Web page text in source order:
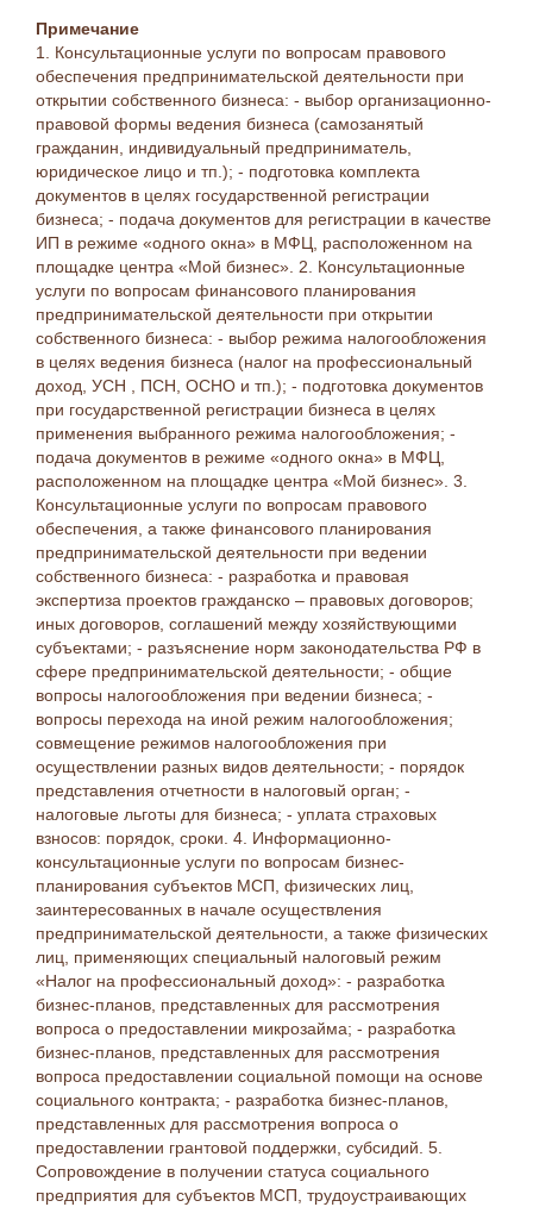
Примечание
1. Консультационные услуги по вопросам правового
обеспечения предпринимательской деятельности при
открытии собственного бизнеса: - выбор организационно-
правовой формы ведения бизнеса (самозанятый
гражданин, индивидуальный предприниматель,
юридическое лицо и тп.); - подготовка комплекта
документов в целях государственной регистрации
бизнеса; - подача документов для регистрации в качестве
ИП в режиме «одного окна» в МФЦ, расположенном на
площадке центра «Мой бизнес». 2. Консультационные
услуги по вопросам финансового планирования
предпринимательской деятельности при открытии
собственного бизнеса: - выбор режима налогообложения
в целях ведения бизнеса (налог на профессиональный
доход, УСН , ПСН, ОСНО и тп.); - подготовка документов
при государственной регистрации бизнеса в целях
применения выбранного режима налогообложения; -
подача документов в режиме «одного окна» в МФЦ,
расположенном на площадке центра «Мой бизнес». 3.
Консультационные услуги по вопросам правового
обеспечения, а также финансового планирования
предпринимательской деятельности при ведении
собственного бизнеса: - разработка и правовая
экспертиза проектов гражданско – правовых договоров;
иных договоров, соглашений между хозяйствующими
субъектами; - разъяснение норм законодательства РФ в
сфере предпринимательской деятельности; - общие
вопросы налогообложения при ведении бизнеса; -
вопросы перехода на иной режим налогообложения;
совмещение режимов налогообложения при
осуществлении разных видов деятельности; - порядок
представления отчетности в налоговый орган; -
налоговые льготы для бизнеса; - уплата страховых
взносов: порядок, сроки. 4. Информационно-
консультационные услуги по вопросам бизнес-
планирования субъектов МСП, физических лиц,
заинтересованных в начале осуществления
предпринимательской деятельности, а также физических
лиц, применяющих специальный налоговый режим
«Налог на профессиональный доход»: - разработка
бизнес-планов, представленных для рассмотрения
вопроса о предоставлении микрозайма; - разработка
бизнес-планов, представленных для рассмотрения
вопроса предоставлении социальной помощи на основе
социального контракта; - разработка бизнес-планов,
представленных для рассмотрения вопроса о
предоставлении грантовой поддержки, субсидий. 5.
Сопровождение в получении статуса социального
предприятия для субъектов МСП, трудоустраивающих